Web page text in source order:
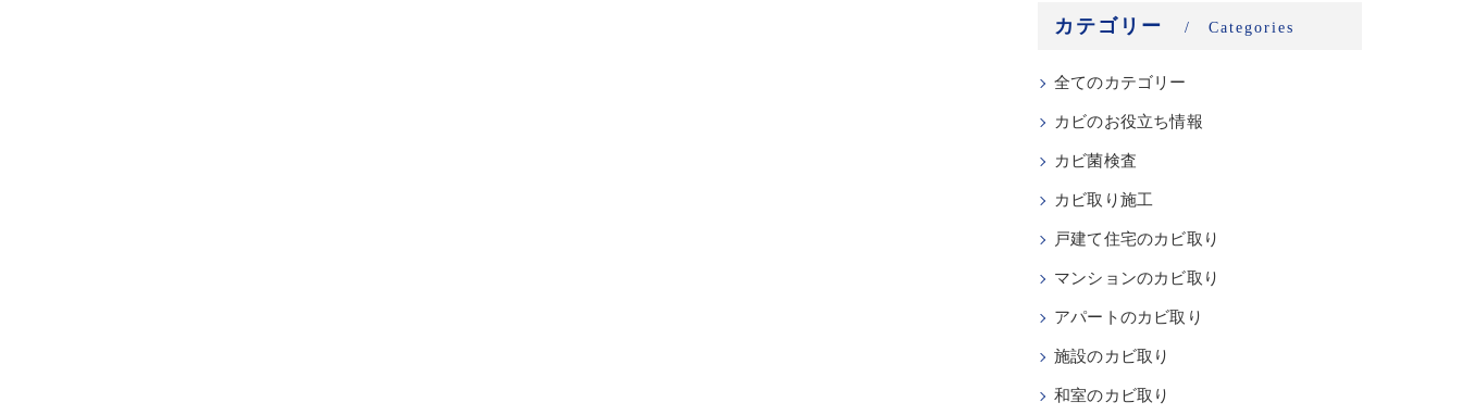
カテゴリー Categories
全てのカテゴリー
カビのお役立ち情報
カビ菌検査
カビ取り施工
戸建て住宅のカビ取り
マンションのカビ取り
アパートのカビ取り
施設のカビ取り
和室のカビ取り